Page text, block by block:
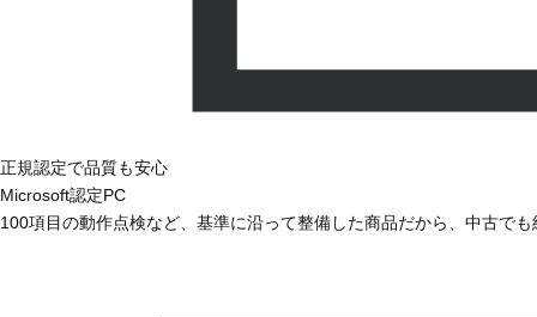
正規認定で品質も安心
Microsoft認定PC
100項目の動作点検など、基準に沿って整備した商品だから、中古で